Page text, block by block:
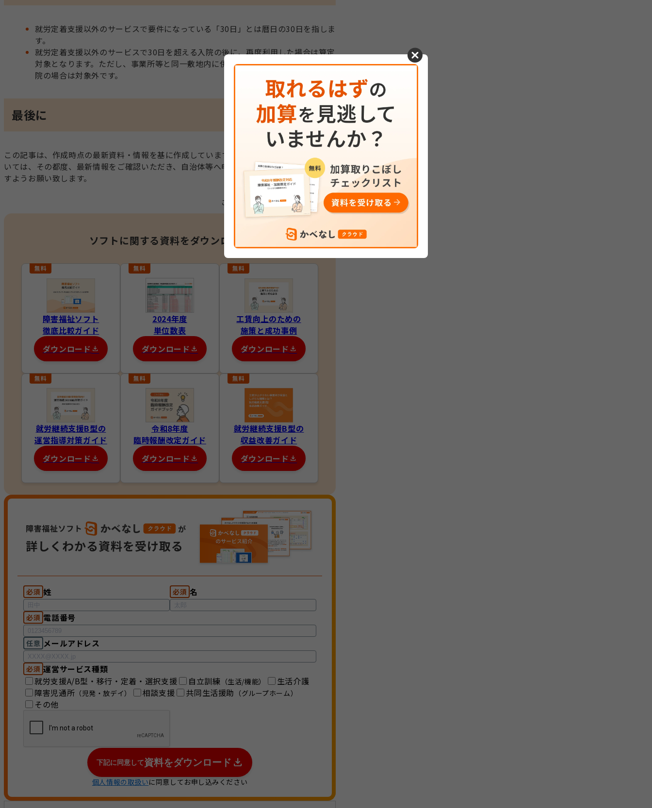
就労定着支援以外のサービスで要件になっている「30日」とは暦日の30日を指しま
す。
就労定着支援以外のサービスで30日を超える入院の後に、再度利用した場合は算定
対象となります。ただし、事業所等と同一敷地内に併設された病院・診療所への入
院の場合は対象外です。
最後に
この記事は、作成時点の最新資料・情報を基に作成しています。具体的な解釈や申請等につ
いては、その都度、最新情報をご確認いただき、自治体等へ申請・お問い合わせいただきま
すようお願い致します。
この記事をシェア
ソフトに関する資料をダウンロード
障害福祉ソフト
徹底比較ガイド
ダウンロード
2024年度
単位数表
ダウンロード
工賃向上のための
施策と成功事例
ダウンロード
就労継続支援B型の
運営指導対策ガイド
ダウンロード
令和8年度
臨時報酬改定ガイド
ダウンロード
就労継続支援B型の
収益改善ガイド
ダウンロード
必須 姓 必須 名
必須 電話番号
任意 メールアドレス
必須 運営サービス種類
就労支援A/B型・移行・定着・選択支援
自立訓練 （生活/機能）
生活介護
障害児通所 （児発・放デイ） 相談支援 共同生活援助 （グループホーム）
その他
下記に同意して資料をダウンロード
個人情報の取扱いに同意してお申し込みください
cancel